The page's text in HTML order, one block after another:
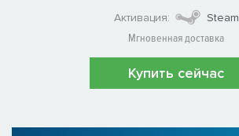
Активация:
Steam
Мгновенная доставка
Купить сейчас